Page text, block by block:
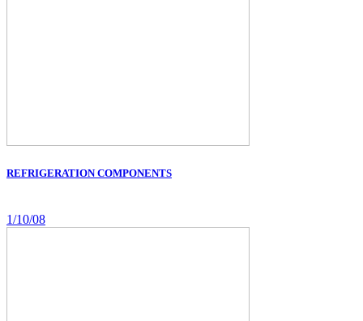
REFRIGERATION COMPONENTS
1/10/08